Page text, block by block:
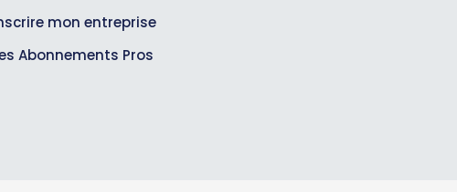
mon entreprise
Abonnements Pros